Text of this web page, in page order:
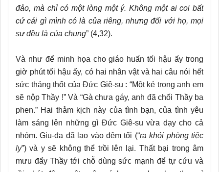
đảo, mà chỉ có một lòng một ý. Không một ai coi bất
cứ cái gì mình có là của riêng, nhưng đối với họ, mọi
sự đều là của chung” (4,32).
Và như để minh họa cho giáo huấn tối hậu ấy trong
giờ phút tối hậu ấy, có hai nhân vật và hai câu nói hết
sức thảng thốt của Đức Giê-su : “Một kẻ trong anh em
sẽ nộp Thầy !” Và “Gà chưa gáy, anh đã chối Thầy ba
phen.” Hai thảm kịch này của tình bạn, của tình yêu
làm sáng lên những gì Đức Giê-su vừa dạy cho cả
nhóm. Giu-đa đã lao vào đêm tối (“ra khỏi phòng tiệc
ly”) và y sẽ không thể trồi lên lại. Thất bại trong âm
mưu đẩy Thầy tới chỗ dùng sức mạnh để tự cứu và